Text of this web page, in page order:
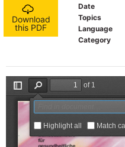
Download
this PDF
Date
Topics
Language
Category